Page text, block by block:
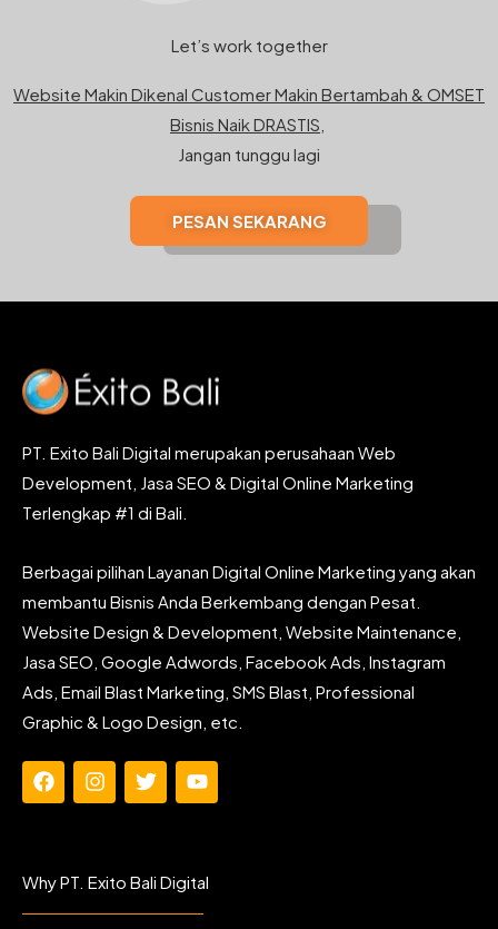
Let’s work together
Website Makin Dikenal Customer Makin Bertambah & OMSET
Bisnis Naik DRASTIS,
Jangan tunggu lagi
PESAN SEKARANG
PT. Exito Bali Digital merupakan perusahaan Web
Development, Jasa SEO & Digital Online Marketing
Terlengkap #1 di Bali.
Berbagai pilihan Layanan Digital Online Marketing yang akan
membantu Bisnis Anda Berkembang dengan Pesat.
Website Design & Development, Website Maintenance,
Jasa SEO, Google Adwords, Facebook Ads, Instagram
Ads, Email Blast Marketing, SMS Blast, Professional
Graphic & Logo Design, etc.
F
b
I
a
T
t
Y
u
Why PT. Exito Bali Digital